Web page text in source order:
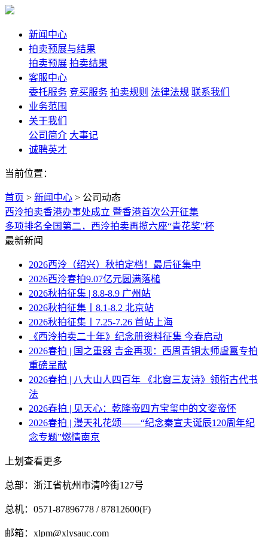
新闻中心
拍卖预展与结果
拍卖预展 拍卖结果
客服中心
委托服务 竞买服务 拍卖规则 法律法规 联系我们
业务范围
关于我们
公司简介 大事记
诚聘英才
当前位置：
首页 > 新闻中心 > 公司动态
西泠拍卖香港办事处成立 暨香港首次公开征集
多项排名全国第二，西泠拍卖再揽六座“青花奖”杯
最新新闻
2026西泠（绍兴）秋拍定档！最后征集中
2026西泠春拍9.07亿元圆满落槌
2026秋拍征集 | 8.8-8.9 广州站
2026秋拍征集丨8.1-8.2 北京站
2026秋拍征集丨7.25-7.26 首站上海
《西泠拍卖二十年》纪念册资料征集 今春启动
2026春拍 | 国之重器 吉金再现：西周青铜太师虘簋专拍
重磅呈献
2026春拍 | 八大山人四百年 《北窗三友诗》领衔古代书
法
2026春拍 | 见天心：乾隆帝四方宝玺中的文姿帝怀
2026春拍 | 漫天礼花颂——“纪念秦宣夫诞辰120周年纪
念专题”燃情南京
上划查看更多
总部：浙江省杭州市清吟街127号
总机：0571-87896778 / 87812600(F)
邮箱：xlpm@xlysauc.com